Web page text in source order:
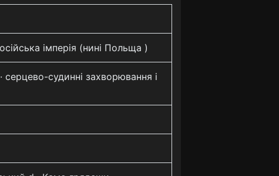
імперія (нині Польща )
судинні захворювання і